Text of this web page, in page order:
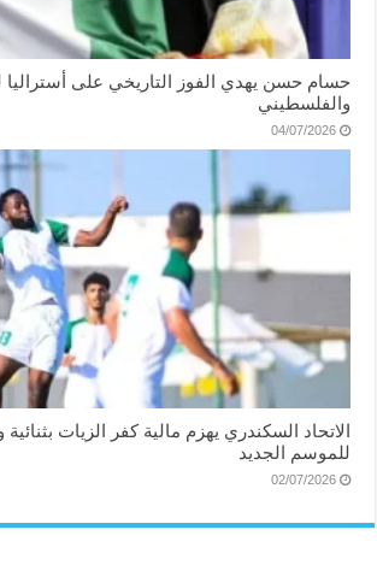
حسام حسن يهدي الفوز التاريخي على
والفلسطيني
04/07/2026
الاتحاد السكندري يهزم مالية كفر الزيات بثنائية
للموسم الجديد
02/07/2026